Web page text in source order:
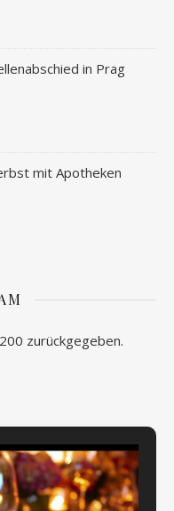
in Prag
mit Apotheken
zurückgegeben.